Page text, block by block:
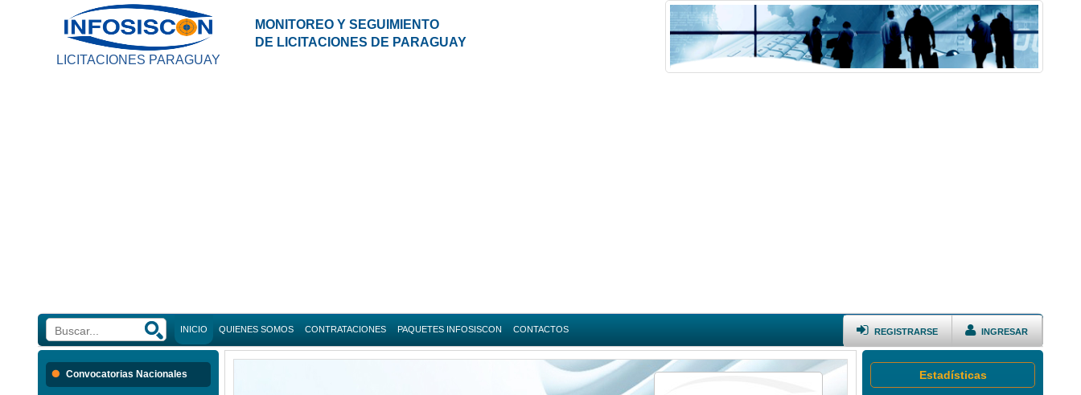
LICITACIONES PARAGUAY
MONITOREO Y SEGUIMIENTO
DE LICITACIONES DE PARAGUAY
INICIO QUIENES SOMOS CONTRATACIONES
Búsqueda
PAQUETES INFOSISCON CONTACTOS INGRESAR
REGISTRARSE
Convocatorias Nacionales Estadísticas